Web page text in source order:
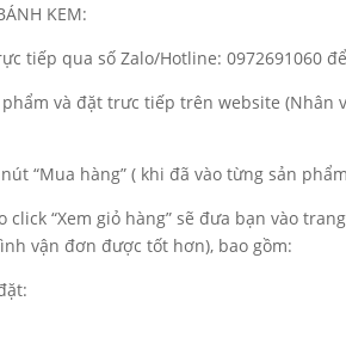
KEM:
tiếp qua số Zalo/Hotline: 0972691060
và đặt trưc tiếp trên website (Nhân
“Mua hàng” ( khi đã vào từng sản
click “Xem giỏ hàng” sẽ đưa bạn vào
vận đơn được tốt hơn), bao gồm: